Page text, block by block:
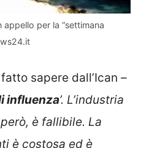
appello per la “settimana
sapere dall’Ican –
influenza’. L’industria
è fallibile. La
è costosa ed è